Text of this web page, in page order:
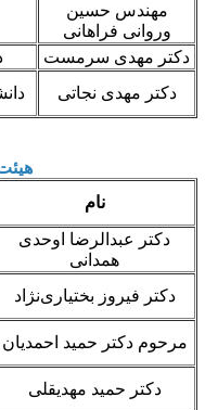
مهندس حسین
وروانی فراهانی
دکتر مهدی سرمست
دکتر مهدی نجاتی
هیئت
نام
دکتر عبدالرضا اوحدی
همدانی
دکتر فیروز بختیاری‌نژاد
مرحوم دکتر حمید احمدیان
دکتر حمید مهدیقلی